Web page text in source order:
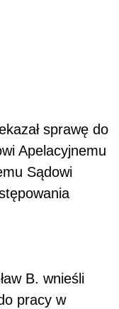
sprawę do
Apelacyjnemu
Sądowi
B. wnieśli
pracy w